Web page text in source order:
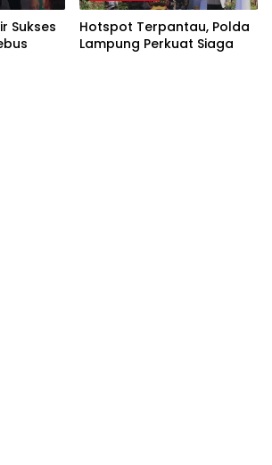
Sukses
Hotspot Terpantau, Polda
Lampung Perkuat Siaga